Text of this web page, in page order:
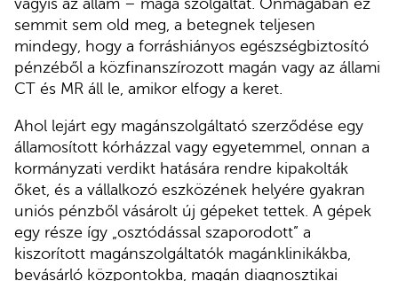
vagyis az állam – maga szolgáltat. Önmagában ez
semmit sem old meg, a betegnek teljesen
mindegy, hogy a forráshiányos egészségbiztosító
pénzéből a közfinanszírozott magán vagy az állami
CT és MR áll le, amikor elfogy a keret.
Ahol lejárt egy magánszolgáltató szerződése egy
államosított kórházzal vagy egyetemmel, onnan a
kormányzati verdikt hatására rendre kipakolták
őket, és a vállalkozó eszközének helyére gyakran
uniós pénzből vásárolt új gépeket tettek. A gépek
egy része így „osztódással szaporodott” a
kiszorított magánszolgáltatók magánklinikákba,
bevásárló központokba, magán diagnosztikai